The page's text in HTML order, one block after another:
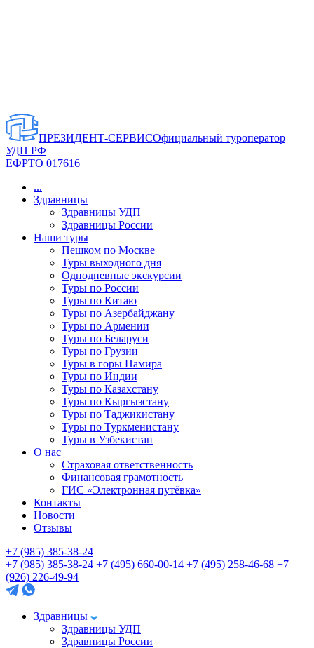
ПРЕЗИДЕНТ-СЕРВИСОфициальный туроператор
УДП РФ
ЕФРТО 017616
...
Здравницы
Здравницы УДП
Здравницы России
Наши туры
Пешком по Москве
Туры выходного дня
Однодневные экскурсии
Туры по России
Туры по Китаю
Туры по Азербайджану
Туры по Армении
Туры по Беларуси
Туры по Грузии
Туры в горы Памира
Туры по Индии
Туры по Казахстану
Туры по Кыргызстану
Туры по Таджикистану
Туры по Туркменистану
Туры в Узбекистан
О нас
Страховая ответственность
Финансовая грамотность
ГИС «Электронная путёвка»
Контакты
Новости
Отзывы
+7 (985) 385-38-24
+7 (985) 385-38-24 +7 (495) 660-00-14 +7 (495) 258-46-68 +7
(926) 226-49-94
Здравницы
Здравницы УДП
Здравницы России